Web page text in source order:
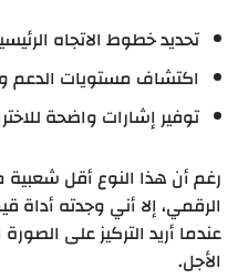
تحديد خطوط الاتجاه
اكتشاف مستويات الدعم
توفير إشارات واضحة
رغم أن هذا النوع أقل شعبية
الرقمي، إلا أني وجدته
عندما أريد التركيز على
الأجل.